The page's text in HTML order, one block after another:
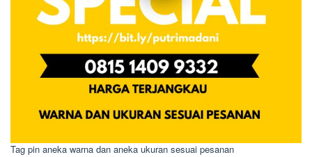
Tag pin aneka warna dan aneka ukuran sesuai pesanan